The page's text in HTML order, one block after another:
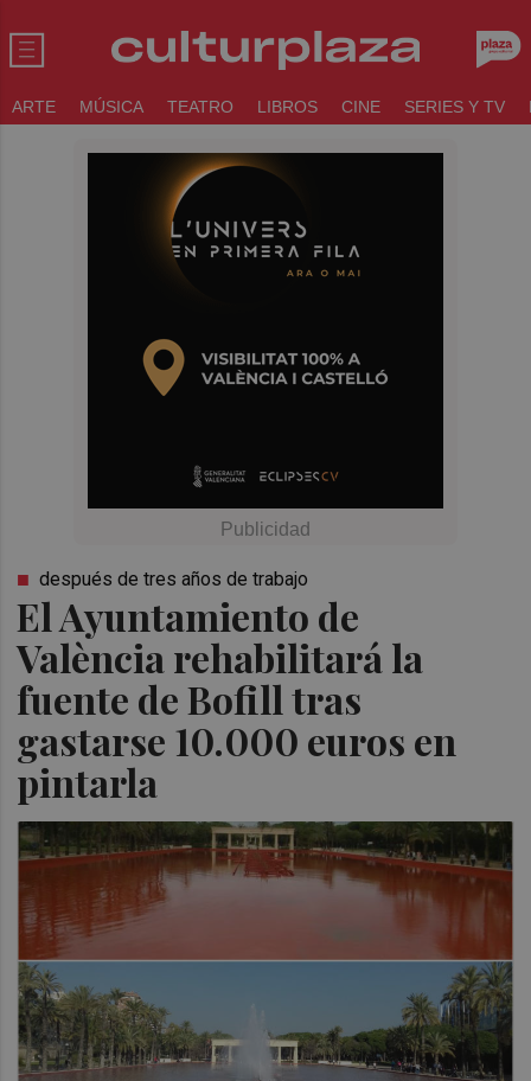
ARTE MÚSICA TEATRO LIBROS CINE SERIES Y TV
El Ayuntamiento de
València rehabilitará la
fuente de Bofill tras
gastarse 10.000 euros en
pintarla
después de tres años de trabajo